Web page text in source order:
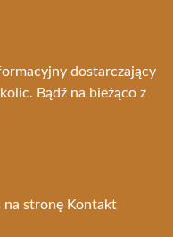
dostarczający
Bądź na bieżąco z
na stronę Kontakt